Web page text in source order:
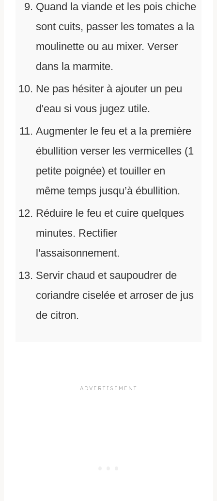
Quand la viande et les pois chiche
sont cuits, passer les tomates a la
moulinette ou au mixer. Verser
dans la marmite.
Ne pas hésiter à ajouter un peu
d'eau si vous jugez utile.
Augmenter le feu et a la première
ébullition verser les vermicelles (1
petite poignée) et touiller en
même temps jusqu’à ébullition.
Réduire le feu et cuire quelques
minutes. Rectifier
l'assaisonnement.
Servir chaud et saupoudrer de
coriandre ciselée et arroser de jus
de citron.